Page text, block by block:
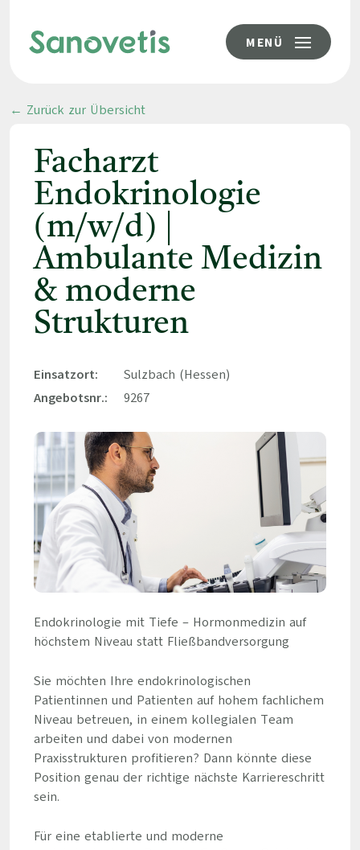
MENÜ
← Zurück zur Übersicht
Facharzt
Endokrinologie
(m/w/d) |
Ambulante Medizin
& moderne
Strukturen
Einsatzort:
Sulzbach (Hessen)
Angebotsnr.:
9267
Endokrinologie mit Tiefe – Hormonmedizin auf
höchstem Niveau statt Fließbandversorgung
Sie möchten Ihre endokrinologischen
Patientinnen und Patienten auf hohem fachlichem
Niveau betreuen, in einem kollegialen Team
arbeiten und dabei von modernen
Praxisstrukturen profitieren? Dann könnte diese
Position genau der richtige nächste Karriereschritt
sein.
Für eine etablierte und moderne